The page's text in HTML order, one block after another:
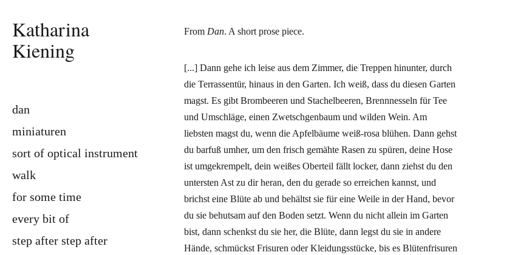
Katharina
Kiening
dan
miniaturen
sort of optical instrument
walk
for some time
every bit of
step after step after
From Dan. A short prose piece.
[...] Dann gehe ich leise aus dem Zimmer, die Treppen hinunter, durch
die Terrassentür, hinaus in den Garten. Ich weiß, dass du diesen Garten
magst. Es gibt Brombeeren und Stachelbeeren, Brennnesseln für Tee
und Umschläge, einen Zwetschgenbaum und wilden Wein. Am
liebsten magst du, wenn die Apfelbäume weiß-rosa blühen. Dann gehst
du barfuß umher, um den frisch gemähte Rasen zu spüren, deine Hose
ist umgekrempelt, dein weißes Oberteil fällt locker, dann ziehst du den
untersten Ast zu dir heran, den du gerade so erreichen kannst, und
brichst eine Blüte ab und behältst sie für eine Weile in der Hand, bevor
du sie behutsam auf den Boden setzt. Wenn du nicht allein im Garten
bist, dann schenkst du sie her, die Blüte, dann legst du sie in andere
Hände, schmückst Frisuren oder Kleidungsstücke, bis es Blütenfrisuren